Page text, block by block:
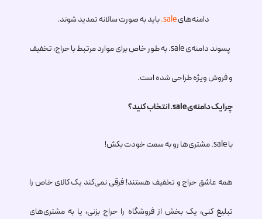
دامنه‌های.saleباید به صورت سالانه تمدید شوند.
پسوند دامنه‌ی.saleبه طور خاص برای موارد مرتبط با حراج، تخفیف
و فروش ویژه طراحی شده است.
چرا یک دامنه‌ی.saleانتخاب کنید؟
با.saleمشتری‌ها رو به سمت خودت بکش!
همه عاشق حراج و تخفیف هستند! فرقی نمی‌کند یک کالای خاص را
تبلیغ کنی، یک بخش از فروشگاه را حراج بزنی، یا به مشتری‌های